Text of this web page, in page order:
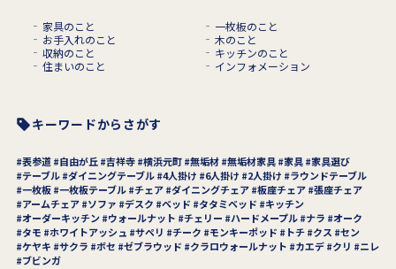
家具のこと
一枚板のこと
お手入れのこと
木のこと
収納のこと
キッチンのこと
住まいのこと
インフォメーション
キーワードからさがす
表参道 自由が丘 吉祥寺 横浜元町 無垢材 無垢材家具 家具
家具選び
テーブル ダイニングテーブル 4人掛け 6人掛け 2人掛け
ラウンドテーブル
一枚板 一枚板テーブル チェア ダイニングチェア 板座チェア 張座チェア
アームチェア
ソファ デスク ベッド タタミベッド
キッチン
オーダーキッチン
ウォールナット チェリー ハードメープル ナラ
オーク
タモ
ホワイトアッシュ サペリ チーク モンキーポッド トチ クス
セン
ケヤキ
サクラ ボセ ゼブラウッド クラロウォールナット カエデ クリ
ニレ
ブビンガ